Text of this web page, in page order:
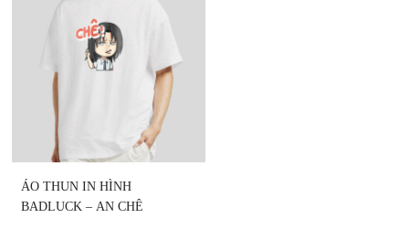
ÁO THUN IN HÌNH
BADLUCK – AN CHÊ